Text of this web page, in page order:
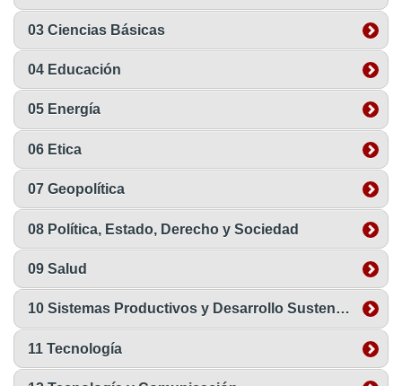
03 Ciencias Básicas
04 Educación
05 Energía
06 Etica
07 Geopolítica
08 Política, Estado, Derecho y Sociedad
09 Salud
10 Sistemas Productivos y Desarrollo Sustentable
11 Tecnología